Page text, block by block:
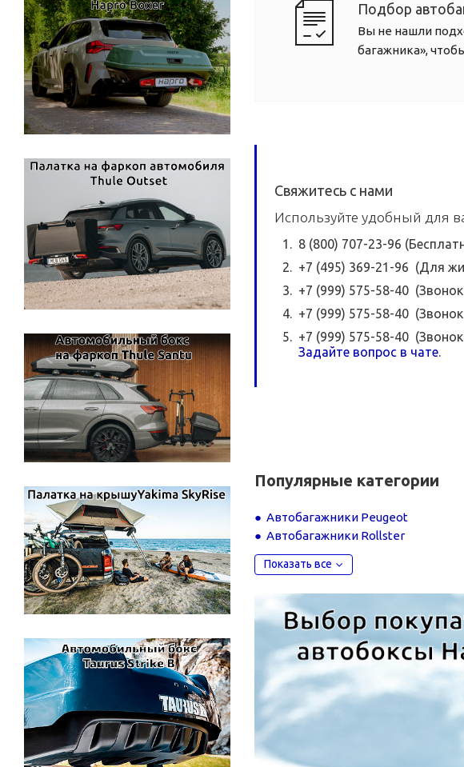
Подбор
Вы не нашли
багажника»,
Свяжитесь с нами
Используйте удобный для
8 (800) 707-23-96
+7 (495) 369-21-96 (Для
+7 (999) 575-58-40
+7 (999) 575-58-40
+7 (999) 575-58-40
Задайте вопрос в чате.
Популярные категории
Автобагажники Peugeot
Автобагажники Rollster
Показать все